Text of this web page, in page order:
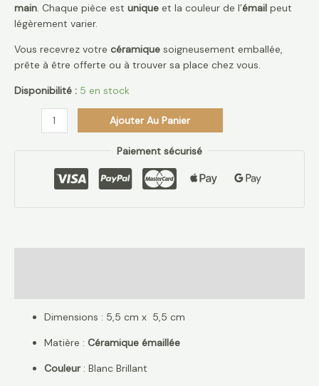
main. Chaque pièce est unique et la couleur de l’émail peut
légèrement varier.
Vous recevrez votre céramique soigneusement emballée,
prête à être offerte ou à trouver sa place chez vous.
Disponibilité : 5 en stock
Ajouter Au Panier
Paiement sécurisé
Dimensions : 5,5 cm x 5,5 cm
Matière : Céramique émaillée
Couleur: Blanc Brillant